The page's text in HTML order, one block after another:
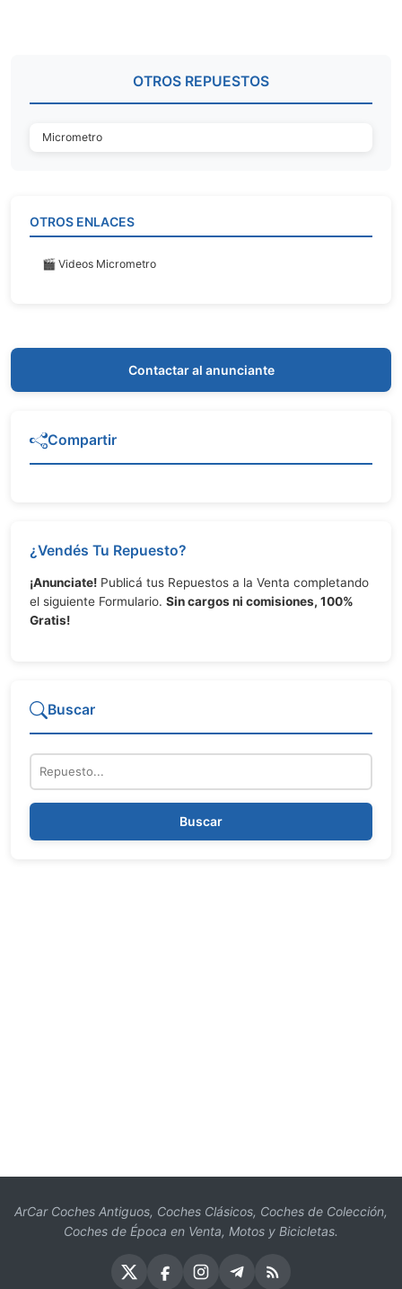
OTROS REPUESTOS
Micrometro
OTROS ENLACES
🎬 Videos Micrometro
Contactar al anunciante
Compartir
¿Vendés Tu Repuesto?
¡Anunciate! Publicá tus Repuestos a la Venta completando
el siguiente Formulario. Sin cargos ni comisiones, 100%
Gratis!
Buscar
Repuesto
Buscar
ArCar Coches Antiguos, Coches Clásicos, Coches de Colección,
Coches de Época en Venta, Motos y Bicicletas.